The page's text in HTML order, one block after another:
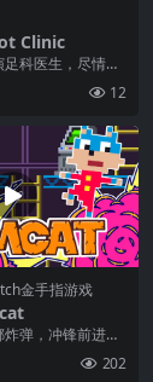
Clinic
科医生，尽情体
。擦、刮、拔、
...
12
金手指游戏
弹，冲锋前进！
年代街机游戏敬意
202